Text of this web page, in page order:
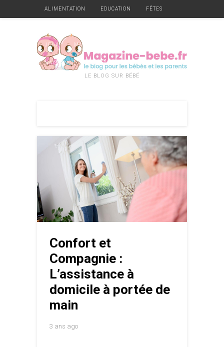
ALIMENTATION EDUCATION FÊTES
JEUX MATÉRIEL
NAISSANCE VÊTEMENTS
LE BLOG SUR BÉBÉ
Confort et
Compagnie :
L’assistance à
domicile à portée de
main
3 ans ago